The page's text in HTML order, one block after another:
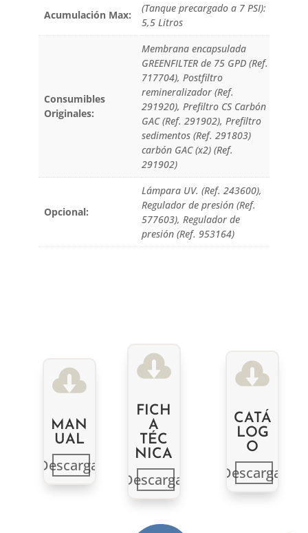
Acumulación Max:
(Tanque precargado a 7 PSI):
5,5 Litros
Consumibles
Originales:
Membrana encapsulada
GREENFILTER de 75 GPD (Ref.
717704), Postfiltro
remineralizador (Ref.
291920), Prefiltro CS Carbón
GAC (Ref. 291902), Prefiltro
sedimentos (Ref. 291803)
carbón GAC (x2) (Ref.
291902)
Opcional:
Lámpara UV. (Ref. 243600),
Regulador de presión (Ref.
577603), Regulador de
presión (Ref. 953164)

MAN
UAL

FICH
A
TÉC
NICA

CATÁ
LOG
O